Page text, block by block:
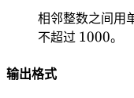
相邻整数之间用
不超过 1000
1000。
输出格式